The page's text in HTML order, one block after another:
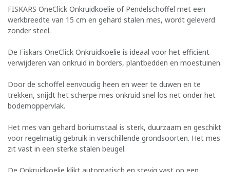
FISKARS OneClick Onkruidkoelie of Pendelschoffel met een
werkbreedte van 15 cm en gehard stalen mes, wordt geleverd
zonder steel.
De Fiskars OneClick Onkruidkoelie is ideaal voor het efficiënt
verwijderen van onkruid in borders, plantbedden en moestuinen.
Door de schoffel eenvoudig heen en weer te duwen en te
trekken, snijdt het scherpe mes onkruid snel los net onder het
bodemoppervlak.
Het mes van gehard boriumstaal is sterk, duurzaam en geschikt
voor regelmatig gebruik in verschillende grondsoorten. Het mes
zit vast in een sterke stalen beugel.